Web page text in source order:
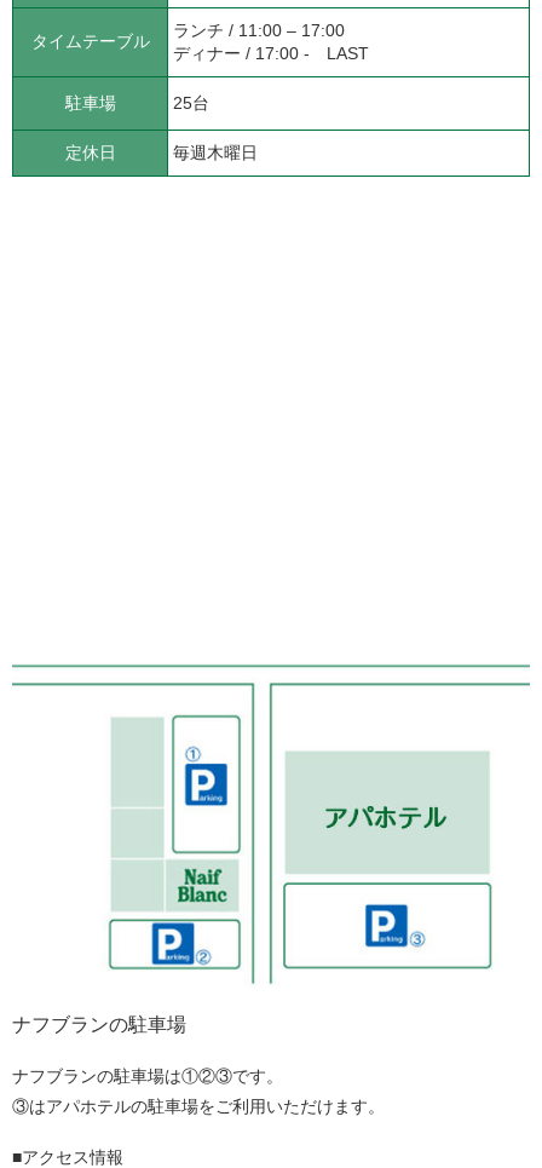
タイムテーブル
ランチ / 11:00 – 17:00
ディナー / 17:00 - LAST
駐車場 25台
定休日 毎週木曜日
ナフブランの駐車場
ナフブランの駐車場は①②③です。
③はアパホテルの駐車場をご利用いただけます。
■アクセス情報